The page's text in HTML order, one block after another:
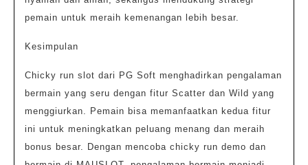
pemain untuk meraih kemenangan lebih besar.
Kesimpulan
Chicky run slot dari PG Soft menghadirkan pengalaman
bermain yang seru dengan fitur Scatter dan Wild yang
menggiurkan. Pemain bisa memanfaatkan kedua fitur
ini untuk meningkatkan peluang menang dan meraih
bonus besar. Dengan mencoba chicky run demo dan